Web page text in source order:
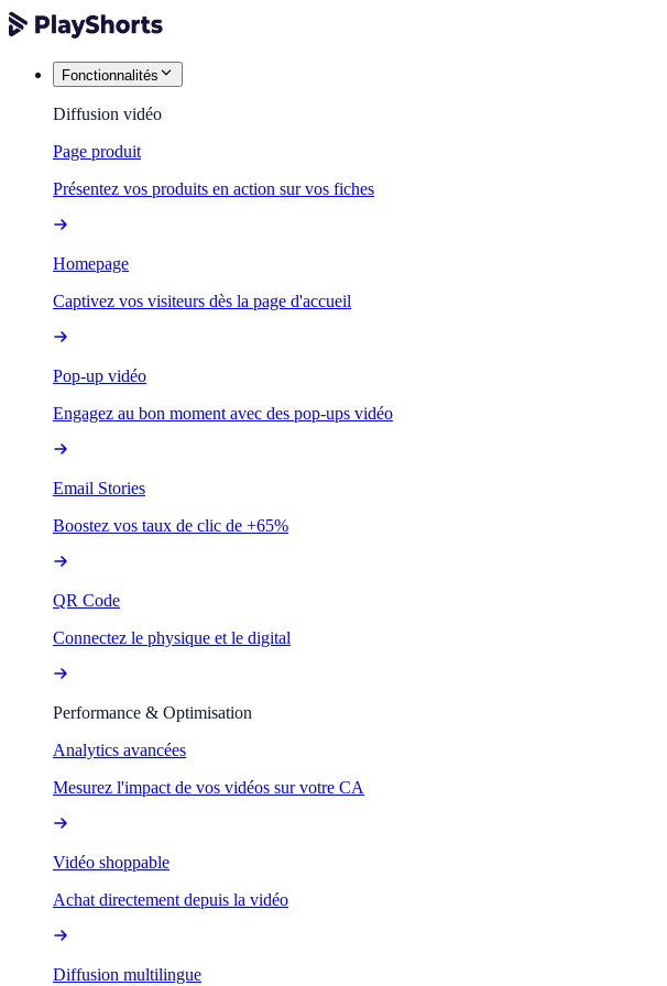
Fonctionnalités
Diffusion vidéo
Page produit
Présentez vos produits en action sur vos fiches
Homepage
Captivez vos visiteurs dès la page d'accueil
Pop-up vidéo
Engagez au bon moment avec des pop-ups vidéo
Email Stories
Boostez vos taux de clic de +65%
QR Code
Connectez le physique et le digital
Performance & Optimisation
Analytics avancées
Mesurez l'impact de vos vidéos sur votre CA
Vidéo shoppable
Achat directement depuis la vidéo
Diffusion multilingue